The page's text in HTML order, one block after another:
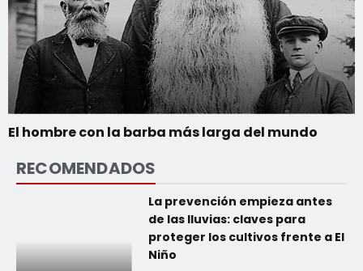
El hombre con la barba más larga del mundo
RECOMENDADOS
La prevención empieza antes
de las lluvias: claves para
proteger los cultivos frente a El
Niño